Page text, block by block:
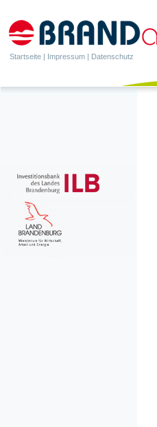
Startseite | Impressum | Datenschutz